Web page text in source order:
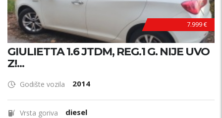
7.999 €
GIULIETTA 1.6 JTDM, REG.1 G. NIJE UVO
Z!...
Godište vozila 2014
Vrsta goriva diesel